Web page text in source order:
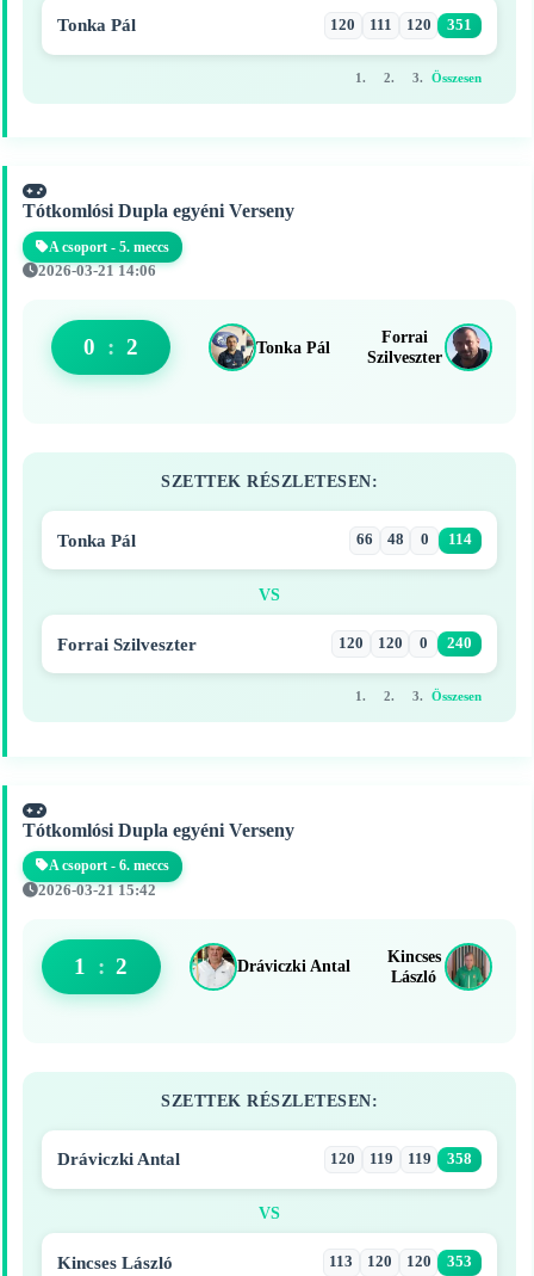
Tonka Pál 120 111 120 351
1. 2. 3. Összesen
Tótkomlósi Dupla egyéni Verseny
A csoport - 5. meccs
2026-03-21 14:06
Tonka Pál
0 : 2
Forrai
Szilveszter
SZETTEK RÉSZLETESEN:
Tonka Pál 66 48 0 114
VS
Forrai Szilveszter 120 120 0 240
1. 2. 3. Összesen
Tótkomlósi Dupla egyéni Verseny
A csoport - 6. meccs
2026-03-21 15:42
Dráviczki Antal
1 : 2
Kincses
László
SZETTEK RÉSZLETESEN:
Dráviczki Antal 120 119 119 358
VS
Kincses László 113 120 120 353